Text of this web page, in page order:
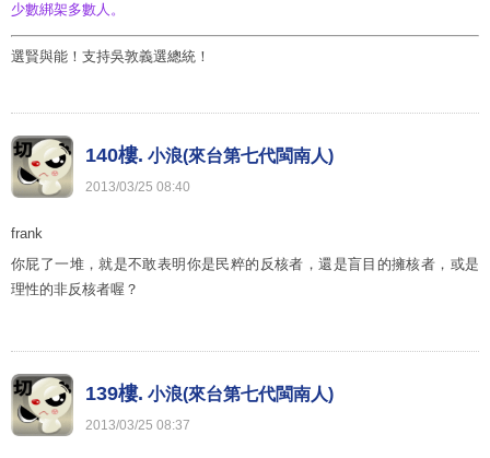
少數綁架多數人。
選賢與能！支持吳敦義選總統！
140樓. 小浪(來台第七代閩南人)
2013/03/25 08:40
frank
你屁了一堆，就是不敢表明你是民粹的反核者，還是盲目的擁核者，或是
理性的非反核者喔？
139樓. 小浪(來台第七代閩南人)
2013/03/25 08:37